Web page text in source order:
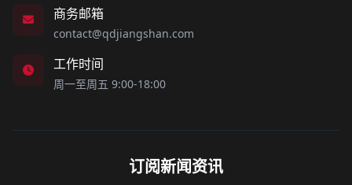
商务邮箱
contact@qdjiangshan.com
工作时间
周一至周五 9:00-18:00
订阅新闻资讯